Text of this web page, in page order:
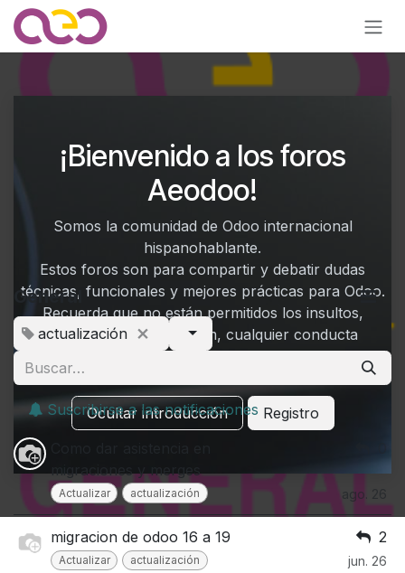
Ir al contenido
¡Bienvenido a los foros
Aeodoo!
Somos la comunidad de Odoo internacional
hispanohablante.
Estos foros son para compartir y debatir dudas
técnicas, funcionales y mejores prácticas para Odoo.
Recuerda que no están permitidos los insultos,
descalificaciones o spam, cualquier conducta
reprobable supondrá el baneo del usuario.
Ocultar introducción Registro
General
actualización
Suscribirse a las notificaciones
migraciones y merges
Actualizar actualización ago. 26
migracion de odoo 16 a 19
Actualizar actualización
2
jun. 26